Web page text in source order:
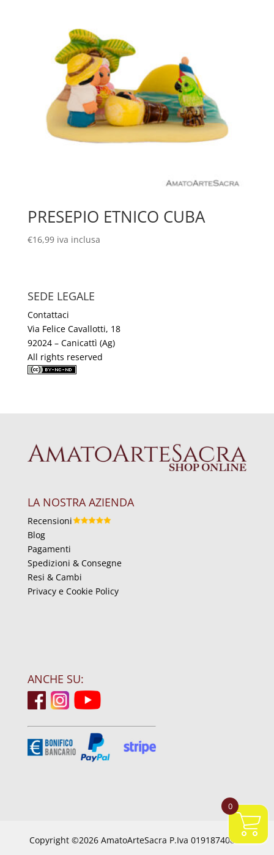
PRESEPIO ETNICO CUBA
€16,99 iva inclusa
SEDE LEGALE
Contattaci
Via Felice Cavallotti, 18
92024 – Canicattì (Ag)
All rights reserved
LA NOSTRA AZIENDA
Recensioni
Blog
Pagamenti
Spedizioni & Consegne
Resi & Cambi
Privacy e Cookie Policy
ANCHE SU:
Copyright ©2026 AmatoArteSacra P.Iva 01918740844
0